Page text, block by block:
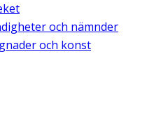
och nämnder
och konst